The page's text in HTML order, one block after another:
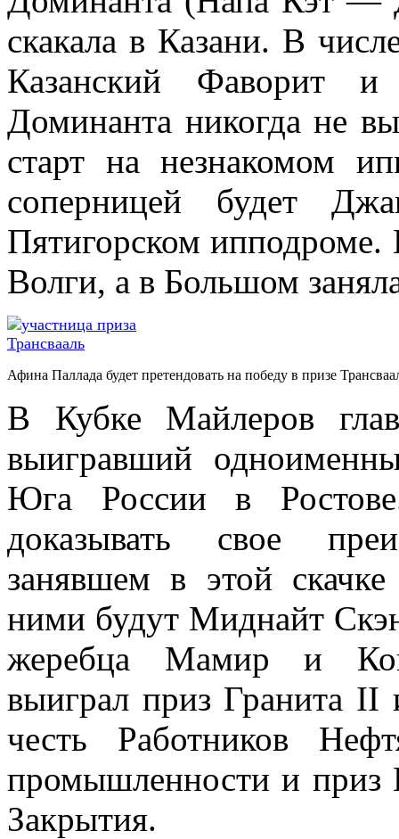
скакала в Казани. В
Казанский Фаворит
Доминанта никогда не
старт на незнакомом
соперницей будет
Пятигорском
Волги, а в Большом
Афина Паллада будет претендовать на победу в призе
В Кубке Майлеров
выигравший
Юга России в
доказывать свое
занявшем в этой
ними будут Миднайт
жеребца Мамир и
выиграл приз Гранита
честь Работников
промышленности и приз
Закрытия.